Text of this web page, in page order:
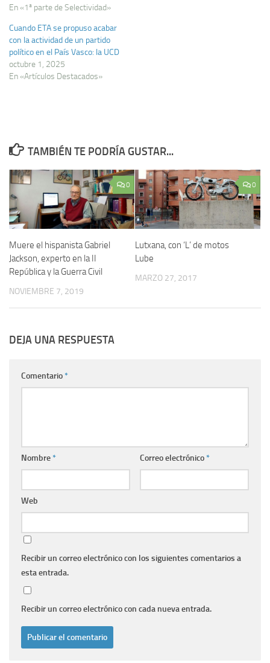
En «1ª parte de Selectividad»
Cuando ETA se propuso acabar
con la actividad de un partido
político en el País Vasco: la UCD
octubre 1, 2025
En «Artículos Destacados»
TAMBIÉN TE PODRÍA GUSTAR...
0
Muere el hispanista Gabriel
Jackson, experto en la II
República y la Guerra Civil
NOVIEMBRE 7, 2019
0
Lutxana, con ‘L’ de motos
Lube
MARZO 27, 2017
DEJA UNA RESPUESTA
Comentario*
Nombre* Correo electrónico*
Web
Recibir un correo electrónico con los siguientes comentarios a
esta entrada.
Recibir un correo electrónico con cada nueva entrada.